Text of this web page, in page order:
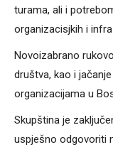
turama, ali i
organizacisjkih i
Novoizabrano
društva, kao i
organizacijama u
Skupština je
uspješno odgovoriti